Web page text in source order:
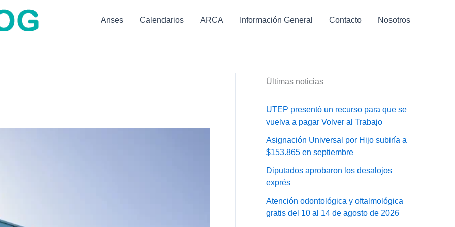
Anses Calendarios ARCA Información General Contacto Nosotros
Últimas noticias
UTEP presentó un recurso para que se
vuelva a pagar Volver al Trabajo
Asignación Universal por Hijo subiría a
$153.865 en septiembre
Diputados aprobaron los desalojos
exprés
Atención odontológica y oftalmológica
gratis del 10 al 14 de agosto de 2026